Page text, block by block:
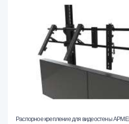
Распорное крепление для видеостены